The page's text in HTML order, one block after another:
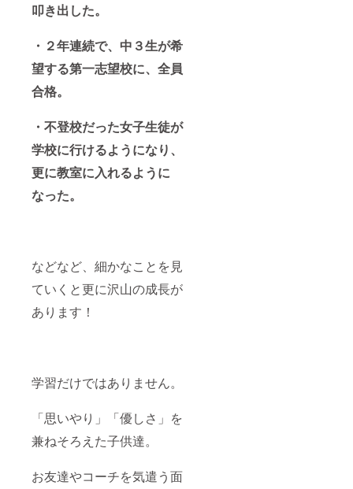
叩き出した。
・２年連続で、中３生が希
望する第一志望校に、全員
合格。
・不登校だった女子生徒が
学校に行けるようになり、
更に教室に入れるように
なった。
などなど、細かなことを見
ていくと更に沢山の成長が
あります！
学習だけではありません。
「思いやり」「優しさ」を
兼ねそろえた子供達。
お友達やコーチを気遣う面